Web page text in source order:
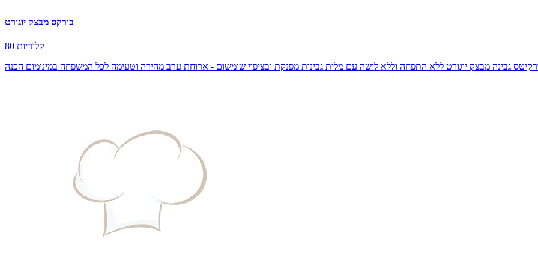
בורקס מבצק יוגורט
80 קלוריות
גבינה מבצק יוגורט ללא התפחה וללא לישה עם מלית גבינות מפנקת ובציפוי שומשום - ארוחת ערב מהירה וטעימה לכל המשפחה במינימום הכנה